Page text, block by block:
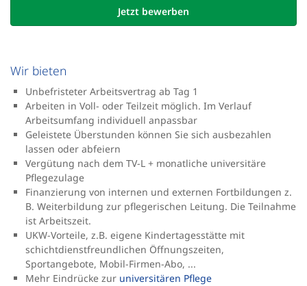
Jetzt bewerben
Wir bieten
Unbefristeter Arbeitsvertrag ab Tag 1
Arbeiten in Voll- oder Teilzeit möglich. Im Verlauf
Arbeitsumfang individuell anpassbar
Geleistete Überstunden können Sie sich ausbezahlen
lassen oder abfeiern
Vergütung nach dem TV-L + monatliche universitäre
Pflegezulage
Finanzierung von internen und externen Fortbildungen z.
B. Weiterbildung zur pflegerischen Leitung. Die Teilnahme
ist Arbeitszeit.
UKW-Vorteile, z.B. eigene Kindertagesstätte mit
schichtdienstfreundlichen Öffnungszeiten,
Sportangebote, Mobil-Firmen-Abo, ...
Mehr Eindrücke zur universitären Pflege